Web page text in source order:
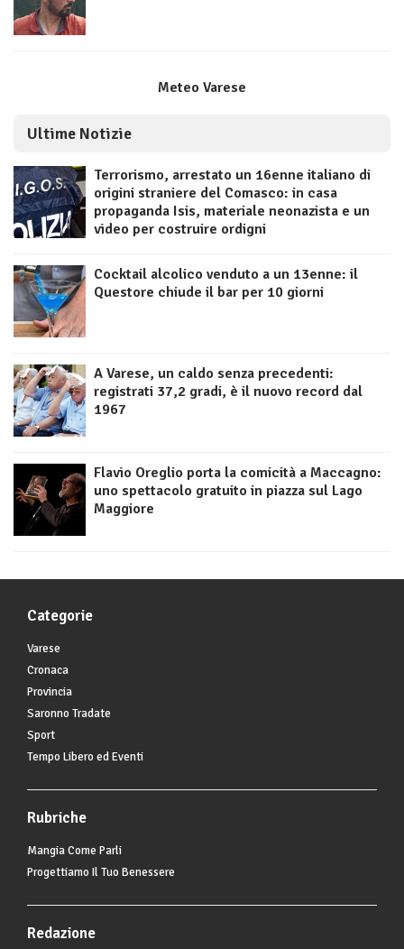
Meteo Varese
Ultime Notizie
Terrorismo, arrestato un 16enne italiano di
origini straniere del Comasco: in casa
propaganda Isis, materiale neonazista e un
video per costruire ordigni
Cocktail alcolico venduto a un 13enne: il
Questore chiude il bar per 10 giorni
A Varese, un caldo senza precedenti:
registrati 37,2 gradi, è il nuovo record dal
1967
Flavio Oreglio porta la comicità a Maccagno:
uno spettacolo gratuito in piazza sul Lago
Maggiore
Categorie
Varese
Cronaca
Provincia
Saronno Tradate
Sport
Tempo Libero ed Eventi
Rubriche
Mangia Come Parli
Progettiamo Il Tuo Benessere
Redazione